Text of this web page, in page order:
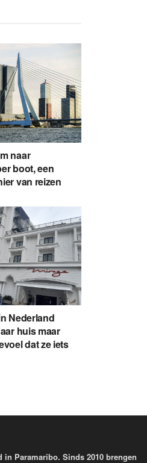
naar
boot, een
van reizen
Nederland
huis maar
dat ze iets
Paramaribo. Sinds 2010 brengen